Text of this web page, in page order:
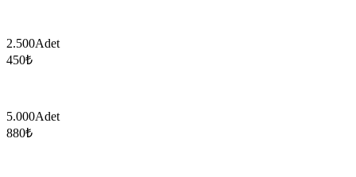
2.500Adet
450₺
5.000Adet
880₺